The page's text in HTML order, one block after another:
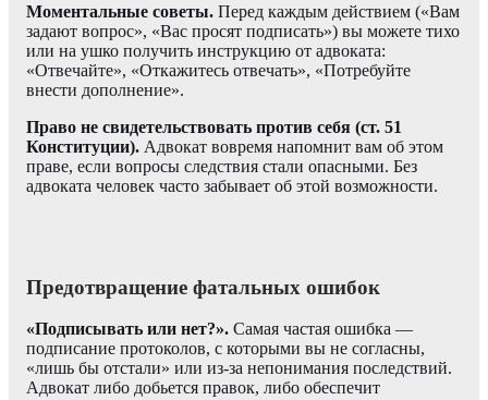
Моментальные советы. Перед каждым действием («Вам
задают вопрос», «Вас просят подписать») вы можете тихо
или на ушко получить инструкцию от адвоката:
«Отвечайте», «Откажитесь отвечать», «Потребуйте
внести дополнение».
Право не свидетельствовать против себя (ст. 51
Конституции). Адвокат вовремя напомнит вам об этом
праве, если вопросы следствия стали опасными. Без
адвоката человек часто забывает об этой возможности.
Предотвращение фатальных ошибок
«Подписывать или нет?». Самая частая ошибка —
подписание протоколов, с которыми вы не согласны,
«лишь бы отстали» или из-за непонимания последствий.
Адвокат либо добьется правок, либо обеспечит